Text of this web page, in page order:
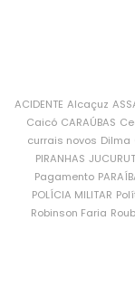
ACIDENTE Alcaçuz
Caicó CARAÚBAS
currais novos Dilma
PIRANHAS
Pagamento
POLÍCIA MILITAR
Robinson Faria